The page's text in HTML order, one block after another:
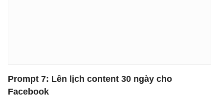
Prompt 7: Lên lịch content 30 ngày cho
Facebook